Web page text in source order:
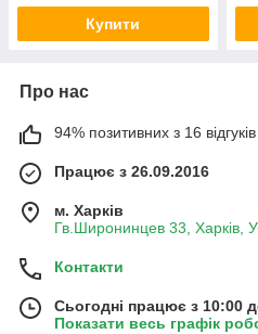
Купити
Про нас
94% позитивних з 16 відгуків
Працює з 26.09.2016
м. Харків
Гв.Широнинцев 33, Харків,
Контакти
Сьогодні працює з 10:00
Показати весь графік